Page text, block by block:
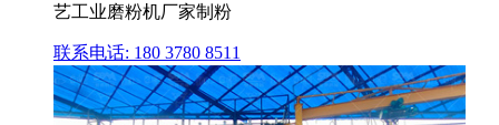
艺工业磨粉机厂家制粉
联系电话: 180 3780 8511